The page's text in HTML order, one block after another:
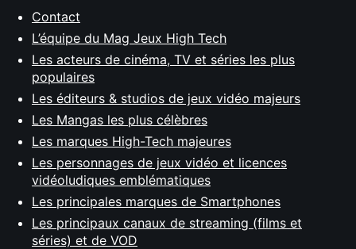
Contact
L’équipe du Mag Jeux High Tech
Les acteurs de cinéma, TV et séries les plus
populaires
Les éditeurs & studios de jeux vidéo majeurs
Les Mangas les plus célèbres
Les marques High-Tech majeures
Les personnages de jeux vidéo et licences
vidéoludiques emblématiques
Les principales marques de Smartphones
Les principaux canaux de streaming (films et
séries) et de VOD